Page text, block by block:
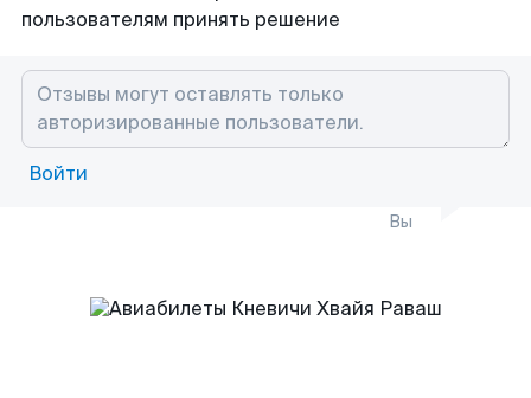
пользователям принять решение
Войти
Вы